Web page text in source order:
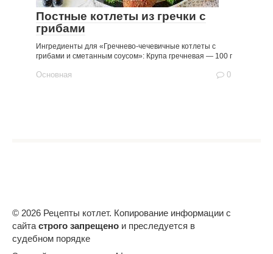
Постные котлеты из гречки с
грибами
Ингредиенты для «Гречнево-чечевичные котлеты с
грибами и сметанным соусом»: Крупа гречневая — 100 г
Основная 0
© 2026 Рецепты котлет. Копирование информации с
сайта строго запрещено и преследуется в
судебном порядке